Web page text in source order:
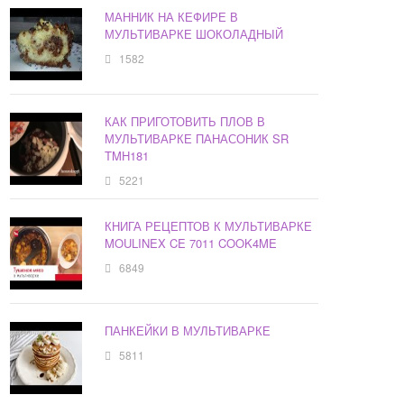
МАННИК НА КЕФИРЕ В
МУЛЬТИВАРКЕ ШОКОЛАДНЫЙ
1582
КАК ПРИГОТОВИТЬ ПЛОВ В
МУЛЬТИВАРКЕ ПАНАСОНИК SR
TMH181
5221
КНИГА РЕЦЕПТОВ К МУЛЬТИВАРКЕ
MOULINEX CE 7011 COOK4ME
6849
ПАНКЕЙКИ В МУЛЬТИВАРКЕ
5811